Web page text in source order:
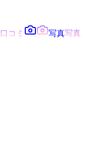
口コミ 写真写真